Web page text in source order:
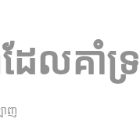
ែល​គាំទ្
ាញ